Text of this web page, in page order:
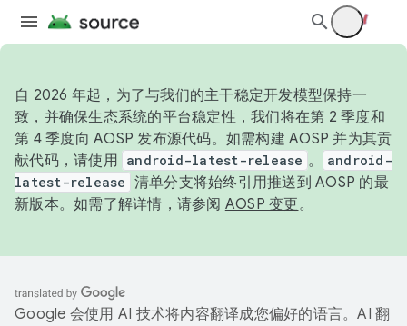
自 2026 年起，为了与我们的主干稳定开发模型保持一
致，并确保生态系统的平台稳定性，我们将在第 2 季度和
第 4 季度向 AOSP 发布源代码。如需构建 AOSP 并为其贡
献代码，请使用 android-latest-release 。
android-
latest-release 清单分支将始终引用推送到 AOSP 的最
新版本。如需了解详情，请参阅 AOSP 变更。
Google 会使用 AI 技术将内容翻译成您偏好的语言。AI 翻